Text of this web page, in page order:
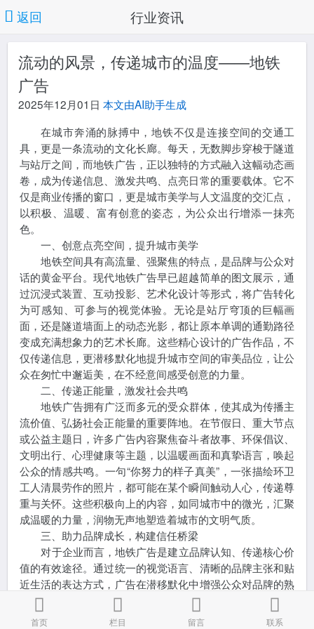
返回 行业资讯
流动的风景，传递城市的温度——地铁
广告
2025年12月01日本文由AI助手生成
在城市奔涌的脉搏中，地铁不仅是连接空间的交通工
具，更是一条流动的文化长廊。每天，无数脚步穿梭于隧道
与站厅之间，而地铁广告，正以独特的方式融入这幅动态画
卷，成为传递信息、激发共鸣、点亮日常的重要载体。它不
仅是商业传播的窗口，更是城市美学与人文温度的交汇点，
以积极、温暖、富有创意的姿态，为公众出行增添一抹亮
色。
一、创意点亮空间，提升城市美学
地铁空间具有高流量、强聚焦的特点，是品牌与公众对
话的黄金平台。现代地铁广告早已超越简单的图文展示，通
过沉浸式装置、互动投影、艺术化设计等形式，将广告转化
为可感知、可参与的视觉体验。无论是站厅穹顶的巨幅画
面，还是隧道墙面上的动态光影，都让原本单调的通勤路径
变成充满想象力的艺术长廊。这些精心设计的广告作品，不
仅传递信息，更潜移默化地提升城市空间的审美品位，让公
众在匆忙中邂逅美，在不经意间感受创意的力量。
二、传递正能量，激发社会共鸣
地铁广告拥有广泛而多元的受众群体，使其成为传播主
流价值、弘扬社会正能量的重要阵地。在节假日、重大节点
或公益主题日，许多广告内容聚焦奋斗者故事、环保倡议、
文明出行、心理健康等主题，以温暖画面和真挚语言，唤起
公众的情感共鸣。一句“你努力的样子真美”，一张描绘环卫
工人清晨劳作的照片，都可能在某个瞬间触动人心，传递尊
重与关怀。这些积极向上的内容，如同城市中的微光，汇聚
成温暖的力量，润物无声地塑造着城市的文明气质。
三、助力品牌成长，构建信任桥梁
对于企业而言，地铁广告是建立品牌认知、传递核心价
值的有效途径。通过统一的视觉语言、清晰的品牌主张和贴
近生活的表达方式，广告在潜移默化中增强公众对品牌的熟
悉度与好感度。尤其在强调品质、服务与社会责任的品牌传
播中，地铁广告以其高公信力和强覆盖力，帮助品牌与消费
首页 栏目 留言 联系